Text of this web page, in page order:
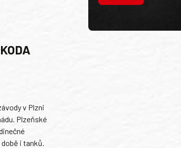
v Plzni
Plzeňské
i tanků.